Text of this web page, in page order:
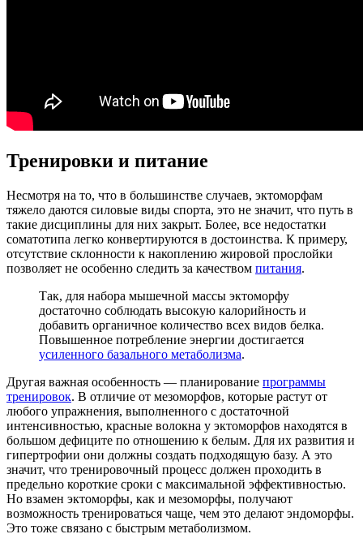
Тренировки и питание
Несмотря на то, что в большинстве случаев, эктоморфам
тяжело даются силовые виды спорта, это не значит, что путь в
такие дисциплины для них закрыт. Более, все недостатки
соматотипа легко конвертируются в достоинства. К примеру,
отсутствие склонности к накоплению жировой прослойки
позволяет не особенно следить за качеством питания.
Так, для набора мышечной массы эктоморфу
достаточно соблюдать высокую калорийность и
добавить органичное количество всех видов белка.
Повышенное потребление энергии достигается
усиленного базального метаболизма.
Другая важная особенность — планирование программы
тренировок. В отличие от мезоморфов, которые растут от
любого упражнения, выполненного с достаточной
интенсивностью, красные волокна у эктоморфов находятся в
большом дефиците по отношению к белым. Для их развития и
гипертрофии они должны создать подходящую базу. А это
значит, что тренировочный процесс должен проходить в
предельно короткие сроки с максимальной эффективностью.
Но взамен эктоморфы, как и мезоморфы, получают
возможность тренироваться чаще, чем это делают эндоморфы.
Это тоже связано с быстрым метаболизмом.